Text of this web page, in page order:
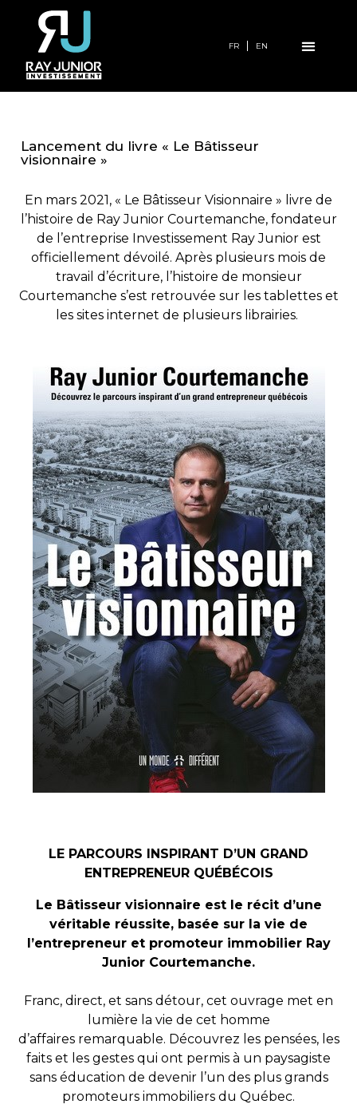
FR EN
Lancement du livre « Le Bâtisseur
visionnaire »
En mars 2021, « Le Bâtisseur Visionnaire » livre de
l’histoire de Ray Junior Courtemanche, fondateur
de l’entreprise Investissement Ray Junior est
officiellement dévoilé. Après plusieurs mois de
travail d’écriture, l’histoire de monsieur
Courtemanche s’est retrouvée sur les tablettes et
les sites internet de plusieurs librairies.
LE PARCOURS INSPIRANT D’UN GRAND
ENTREPRENEUR QUÉBÉCOIS
Le Bâtisseur visionnaire est le récit d’une
véritable réussite, basée sur la vie de
l’entrepreneur et promoteur immobilier Ray
Junior Courtemanche.
Franc, direct, et sans détour, cet ouvrage met en
lumière la vie de cet homme
d’affaires remarquable. Découvrez les pensées, les
faits et les gestes qui ont permis à un paysagiste
sans éducation de devenir l’un des plus grands
promoteurs immobiliers du Québec.